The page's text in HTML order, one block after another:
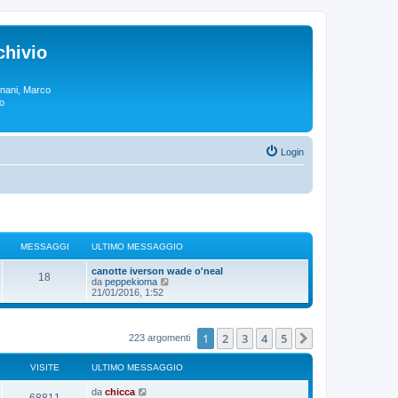
Marco
Login
MESSAGGI ULTIMO MESSAGGIO
18
canotte iverson wade o'neal
da peppekioma
d
l
t
i
m
21/01/2016, 1:52
223 argomenti 1 2 3 4 5
VISITE ULTIMO MESSAGGIO
da chicca